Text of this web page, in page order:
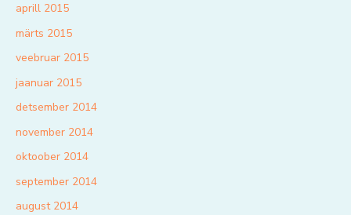
aprill 2015
märts 2015
veebruar 2015
jaanuar 2015
detsember 2014
november 2014
oktoober 2014
september 2014
august 2014